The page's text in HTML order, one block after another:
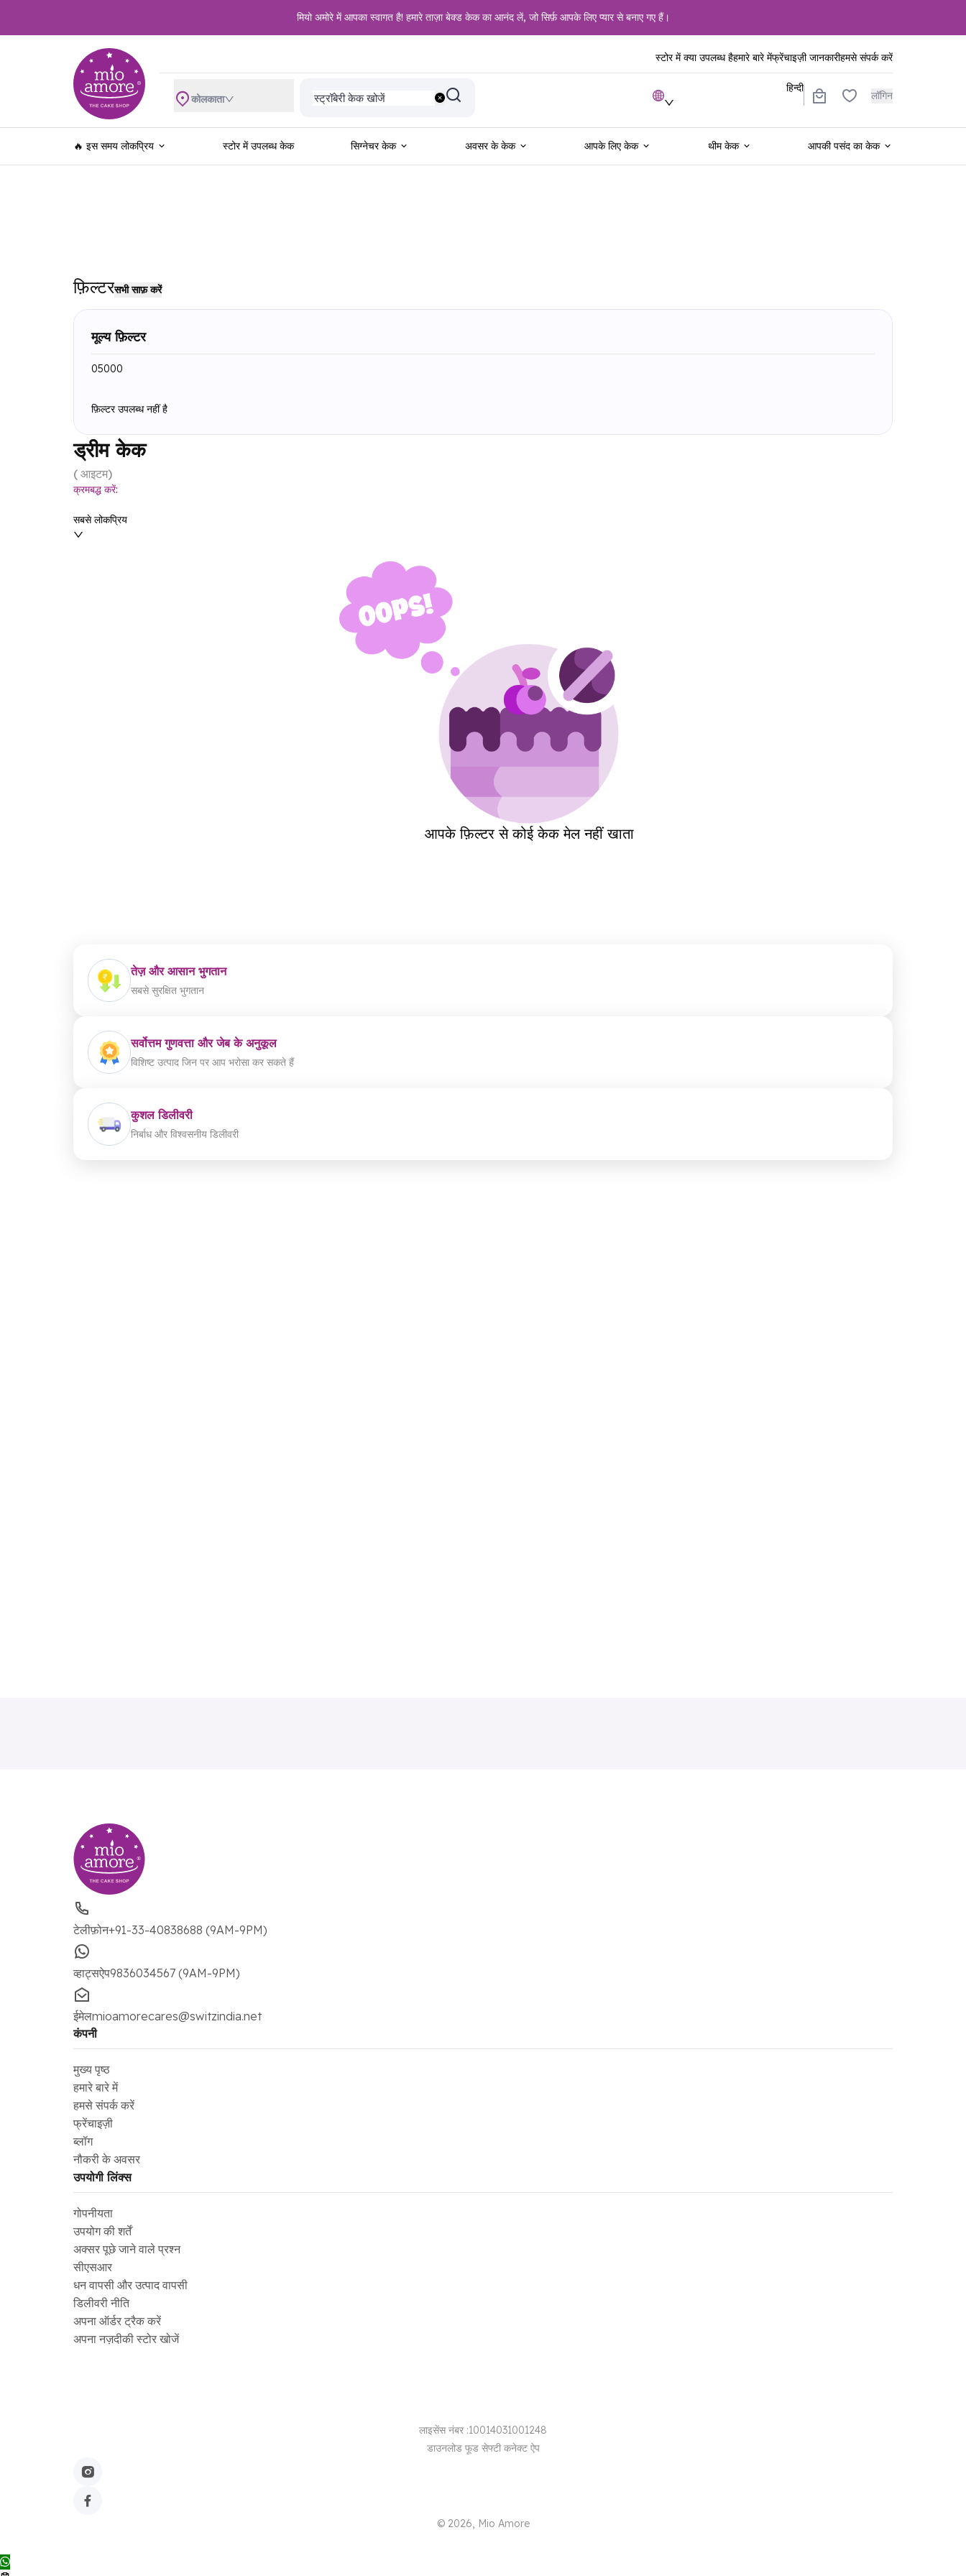
मियो अमोरे में आपका स्वागत है! हमारे ताज़ा बेक्ड केक का आनंद लें, जो सिर्फ़ आपके लिए प्यार से बनाए गए हैं।
स्टोर में क्या उपलब्ध हैहमारे बारे मेंफ्रेंचाइज़ी जानकारीहमसे संपर्क करें
कोलकाता
वनीला केक खोजें
रेड वेलवेट केक खोजें
खेल प्रेमियों के लिए खोजें
जन्मदिन के लिए खोजें
हिन्दी
लॉगिन
🔥 इस समय लोकप्रिय स्टोर में उपलब्ध केक सिग्नेचर केक अवसर के केक आपके लिए केक थीम केक आपकी पसंद का केक
फ़िल्टरसभी साफ़ करें
मूल्य फ़िल्टर
₹0₹5000
फ़िल्टर उपलब्ध नहीं है
ड्रीम केक
( आइटम)
क्रमबद्ध करें:
सबसे लोकप्रिय
आपके फ़िल्टर से कोई केक मेल नहीं खाता
तेज़ और आसान भुगतान
सबसे सुरक्षित भुगतान
सर्वोत्तम गुणवत्ता और जेब के अनुकूल
विशिष्ट उत्पाद जिन पर आप भरोसा कर सकते हैं
कुशल डिलीवरी
निर्बाध और विश्वसनीय डिलीवरी
टेलीफ़ोन+91-33-40838688 (9AM-9PM)
व्हाट्सऐप9836034567 (9AM-9PM)
ईमेलmioamorecares@switzindia.net
कंपनी
मुख्य पृष्ठ
हमारे बारे में
हमसे संपर्क करें
फ्रेंचाइज़ी
ब्लॉग
नौकरी के अवसर
उपयोगी लिंक्स
गोपनीयता
उपयोग की शर्तें
अक्सर पूछे जाने वाले प्रश्न
सीएसआर
धन वापसी और उत्पाद वापसी
डिलीवरी नीति
अपना ऑर्डर ट्रैक करें
अपना नज़दीकी स्टोर खोजें
लाइसेंस नंबर :10014031001248
डाउनलोड फूड सेफ्टी कनेक्ट ऐप
© 2026, Mio Amore